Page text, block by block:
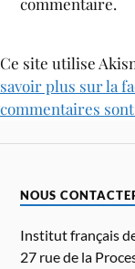
Ce site utilise
savoir plus sur la
commentaires
NOUS
Institut français
27 rue de la